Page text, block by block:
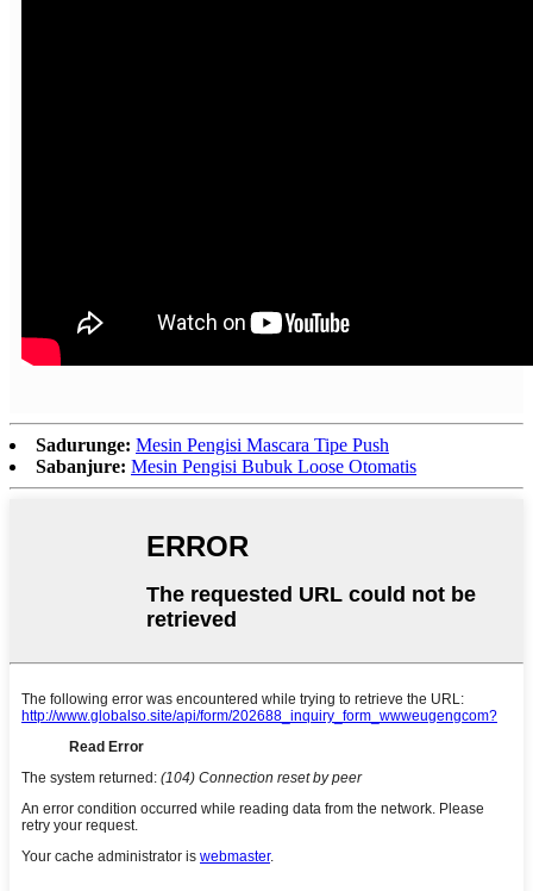
Sadurunge: Mesin Pengisi Mascara Tipe Push
Sabanjure: Mesin Pengisi Bubuk Loose Otomatis